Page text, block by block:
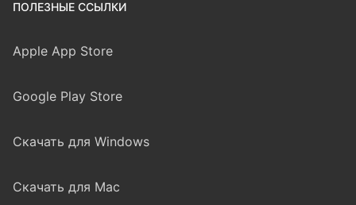
ПОЛЕЗНЫЕ ССЫЛКИ
Apple App Store
Google Play Store
Скачать для Windows
Скачать для Mac